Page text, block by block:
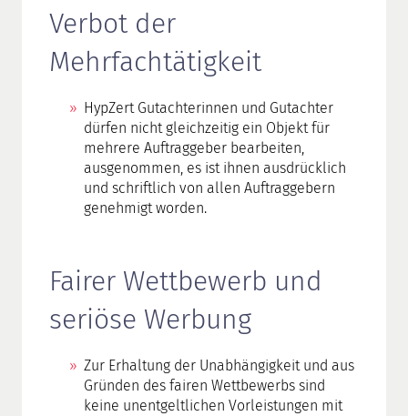
Verbot der
Mehrfachtätigkeit
HypZert Gutachterinnen und Gutachter
dürfen nicht gleichzeitig ein Objekt für
mehrere Auftraggeber bearbeiten,
ausgenommen, es ist ihnen ausdrücklich
und schriftlich von allen Auftraggebern
genehmigt worden.
Fairer Wettbewerb und
seriöse Werbung
Zur Erhaltung der Unabhängigkeit und aus
Gründen des fairen Wettbewerbs sind
keine unentgeltlichen Vorleistungen mit